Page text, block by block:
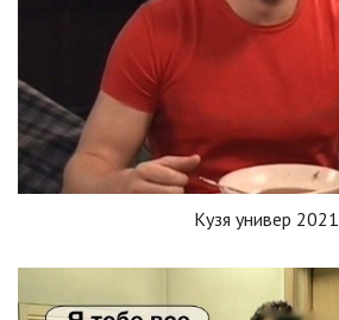
Кузя универ 2021